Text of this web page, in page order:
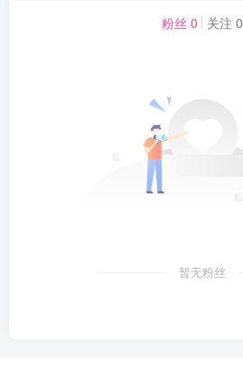
粉丝 0 关注 0
暂无粉丝